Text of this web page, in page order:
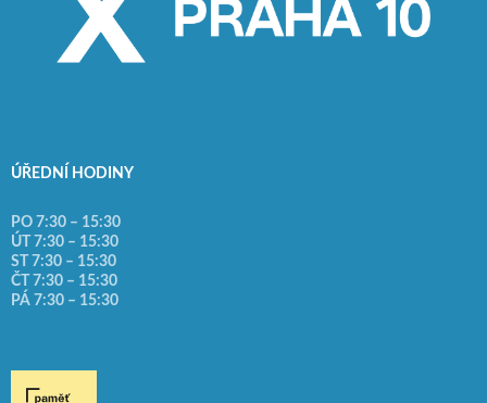
ÚŘEDNÍ HODINY
PO 7:30 – 15:30
ÚT 7:30 – 15:30
ST 7:30 – 15:30
ČT 7:30 – 15:30
PÁ 7:30 – 15:30